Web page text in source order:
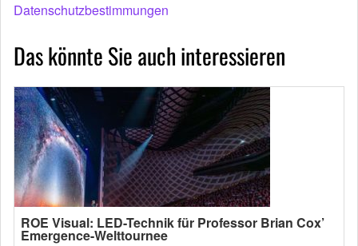
Datenschutzbestimmungen
Das könnte Sie auch interessieren
ROE Visual: LED-Technik für Professor Brian Cox’
Emergence-Welttournee